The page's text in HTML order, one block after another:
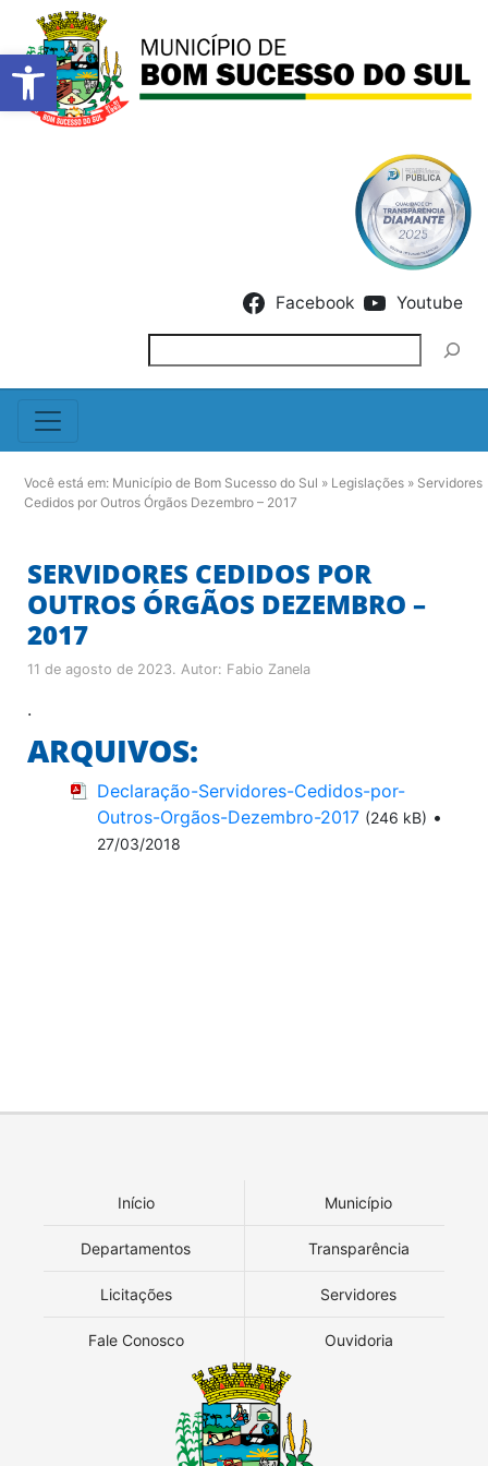
Barra de Ferramentas
Facebook Youtube
Você está em: Município de Bom Sucesso do Sul » Legislações » Servidores
Cedidos por Outros Órgãos Dezembro – 2017
SERVIDORES CEDIDOS POR
OUTROS ÓRGÃOS DEZEMBRO –
2017
11 de agosto de 2023. Autor: Fabio Zanela
.
ARQUIVOS:
Declaração-Servidores-Cedidos-por-
Outros-Orgãos-Dezembro-2017 (246 kB) •
27/03/2018
Início Município
Departamentos Transparência
Licitações Servidores
Fale Conosco Ouvidoria